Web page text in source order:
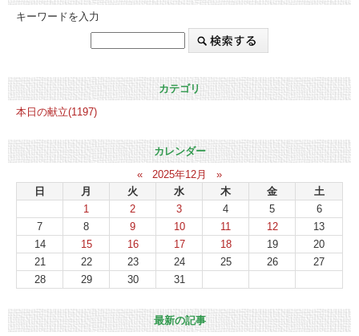
キーワードを入力
カテゴリ
本日の献立(1197)
カレンダー
«
2025年12月
»
日
月 火 水 木 金
土
1
2 3 4 5
6
7
8 9 10 11 12
13
14
15 16 17 18 19
20
21
22 23 24 25 26
27
28
29 30 31
最新の記事